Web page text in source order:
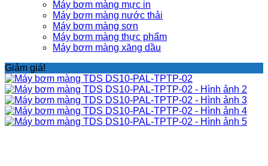
Máy bơm màng mực in
Máy bơm màng nước thải
Máy bơm màng sơn
Máy bơm màng thực phẩm
Máy bơm màng xăng dầu
Giảm giá!